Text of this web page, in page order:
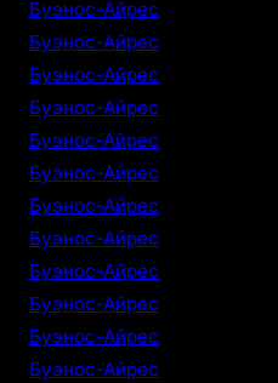
Буэнос-Айрес
Буэнос-Айрес
Буэнос-Айрес
Буэнос-Айрес
Буэнос-Айрес
Буэнос-Айрес
Буэнос-Айрес
Буэнос-Айрес
Буэнос-Айрес
Буэнос-Айрес
Буэнос-Айрес
Буэнос-Айрес